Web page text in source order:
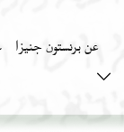
عن برنستون جنيزا